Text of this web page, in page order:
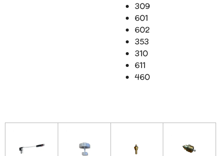
309
601
602
353
310
611
460